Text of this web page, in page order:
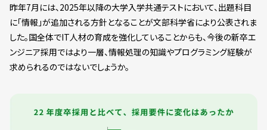
昨年7月には、2025年以降の大学入学共通テストにおいて、出題科目
に「情報」が追加される方針となることが文部科学省により公表されま
した。国全体でIT人材の育成を強化していることからも、今後の新卒エ
ンジニア採用ではより一層、情報処理の知識やプログラミング経験が
求められるのではないでしょうか。